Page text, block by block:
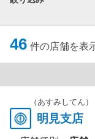
46 件の店舗を表
（あすみしてん）
明見支店